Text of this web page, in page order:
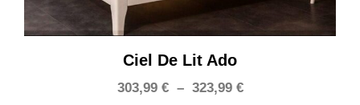
Ciel De Lit Ado
303,99 € – 323,99 €Plage